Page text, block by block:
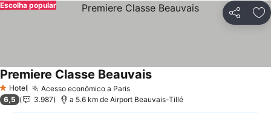
Partilhar
Escolha popular
1 Estrelas
Hotel Acesso econômico a Paris
Premiere Classe Beauvais
6,5 3.987 a 5.6 km de Airport Beauvais-Tillé